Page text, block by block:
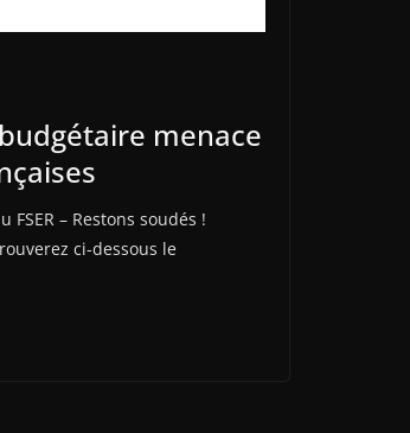
menace
– Restons soudés !
ci-dessous le